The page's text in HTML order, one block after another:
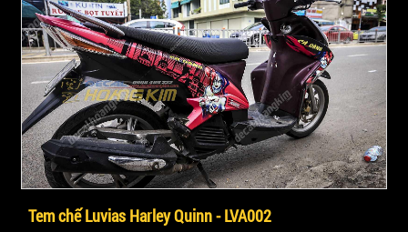
Tem chế Luvias Harley Quinn - LVA002